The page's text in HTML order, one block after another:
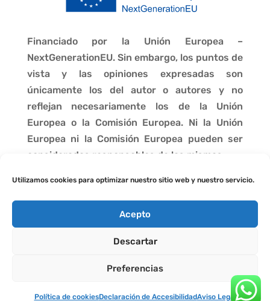
Utilizamos cookies para optimizar nuestro sitio web y nuestro servicio.
Acepto
Descartar
Preferencias
Política de cookiesDeclaración de AccesibilidadAviso Legal
Financiado por la Unión Europea –
NextGenerationEU. Sin embargo, los puntos de
vista y las opiniones expresadas son
únicamente los del autor o autores y no
reflejan necesariamente los de la Unión
Europea o la Comisión Europea. Ni la Unión
Europea ni la Comisión Europea pueden ser
consideradas responsables de las mismas.